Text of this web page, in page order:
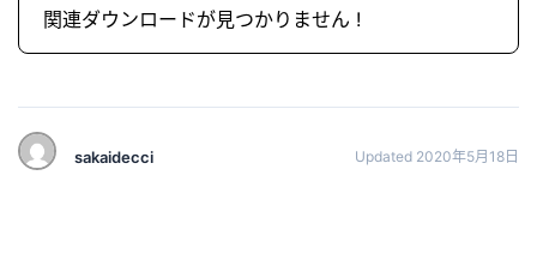
関連ダウンロードが見つかりません !
sakaidecci Updated 2020年5月18日